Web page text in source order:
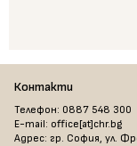
Контакти
Телефон: 0887 548 300
E-mail: office[at]chr.bg
Адрес: гр. София, ул.